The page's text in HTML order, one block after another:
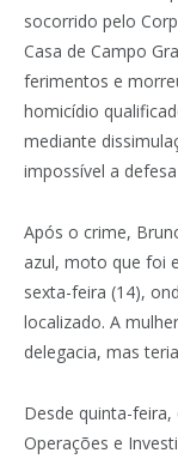
socorrido pelo
Casa de Campo
ferimentos e
homicídio
mediante
impossível a
Após o crime,
azul, moto que foi
sexta-feira (14),
localizado. A
delegacia, mas
Desde quinta-feira,
Operações e